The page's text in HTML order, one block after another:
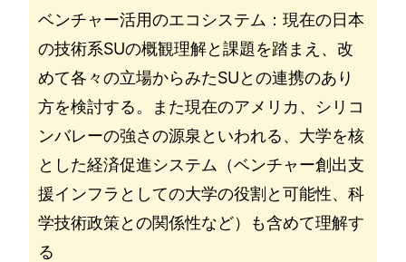
ベンチャー活用のエコシステム：現在の日本
の技術系SUの概観理解と課題を踏まえ、改
めて各々の立場からみたSUとの連携のあり
方を検討する。また現在のアメリカ、シリコ
ンバレーの強さの源泉といわれる、大学を核
とした経済促進システム（ベンチャー創出支
援インフラとしての大学の役割と可能性、科
学技術政策との関係性など）も含めて理解す
る